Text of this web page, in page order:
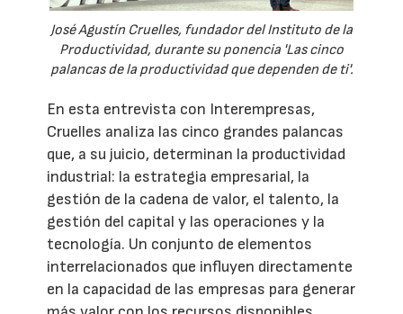
José Agustín Cruelles, fundador del Instituto de la
Productividad, durante su ponencia 'Las cinco
palancas de la productividad que dependen de ti'.
En esta entrevista con Interempresas,
Cruelles analiza las cinco grandes palancas
que, a su juicio, determinan la productividad
industrial: la estrategia empresarial, la
gestión de la cadena de valor, el talento, la
gestión del capital y las operaciones y la
tecnología. Un conjunto de elementos
interrelacionados que influyen directamente
en la capacidad de las empresas para generar